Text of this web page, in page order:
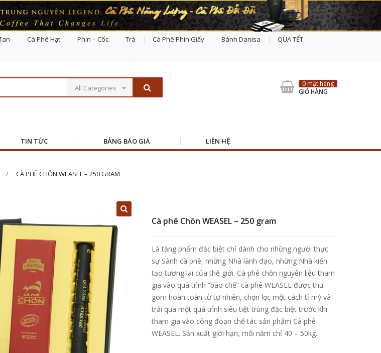
Cà Phê Hạt Phin – Cốc Trà Cà Phê Phin Giấy Bánh Danisa
QÙA TẾT
All Categories
0 mặt hàng
GIỎ HÀNG
TIN TỨC BẢNG BÁO GIÁ LIÊN HỆ
CÀ PHÊ CHỒN WEASEL – 250 GRAM
Cà phê Chồn WEASEL – 250 gram
Là tặng phẩm đặc biệt chỉ dành cho những người thực
sự Sành cà phê, những Nhà lãnh đạo, những Nhà kiến
tạo tương lai của thế giới. Cà phê chồn nguyên liệu tham
gia vào quá trình “bào chế” cà phê WEASEL được thu
gom hoàn toàn từ tự nhiên, chọn lọc một cách tỉ mỷ và
trải qua một quá trình siêu tiệt trùng đặc biệt trước khi
tham gia vào công đoạn chế tác sản phẩm Cà phê
WEASEL. Sản xuất giới hạn, mỗi năm chỉ 40 – 50kg.